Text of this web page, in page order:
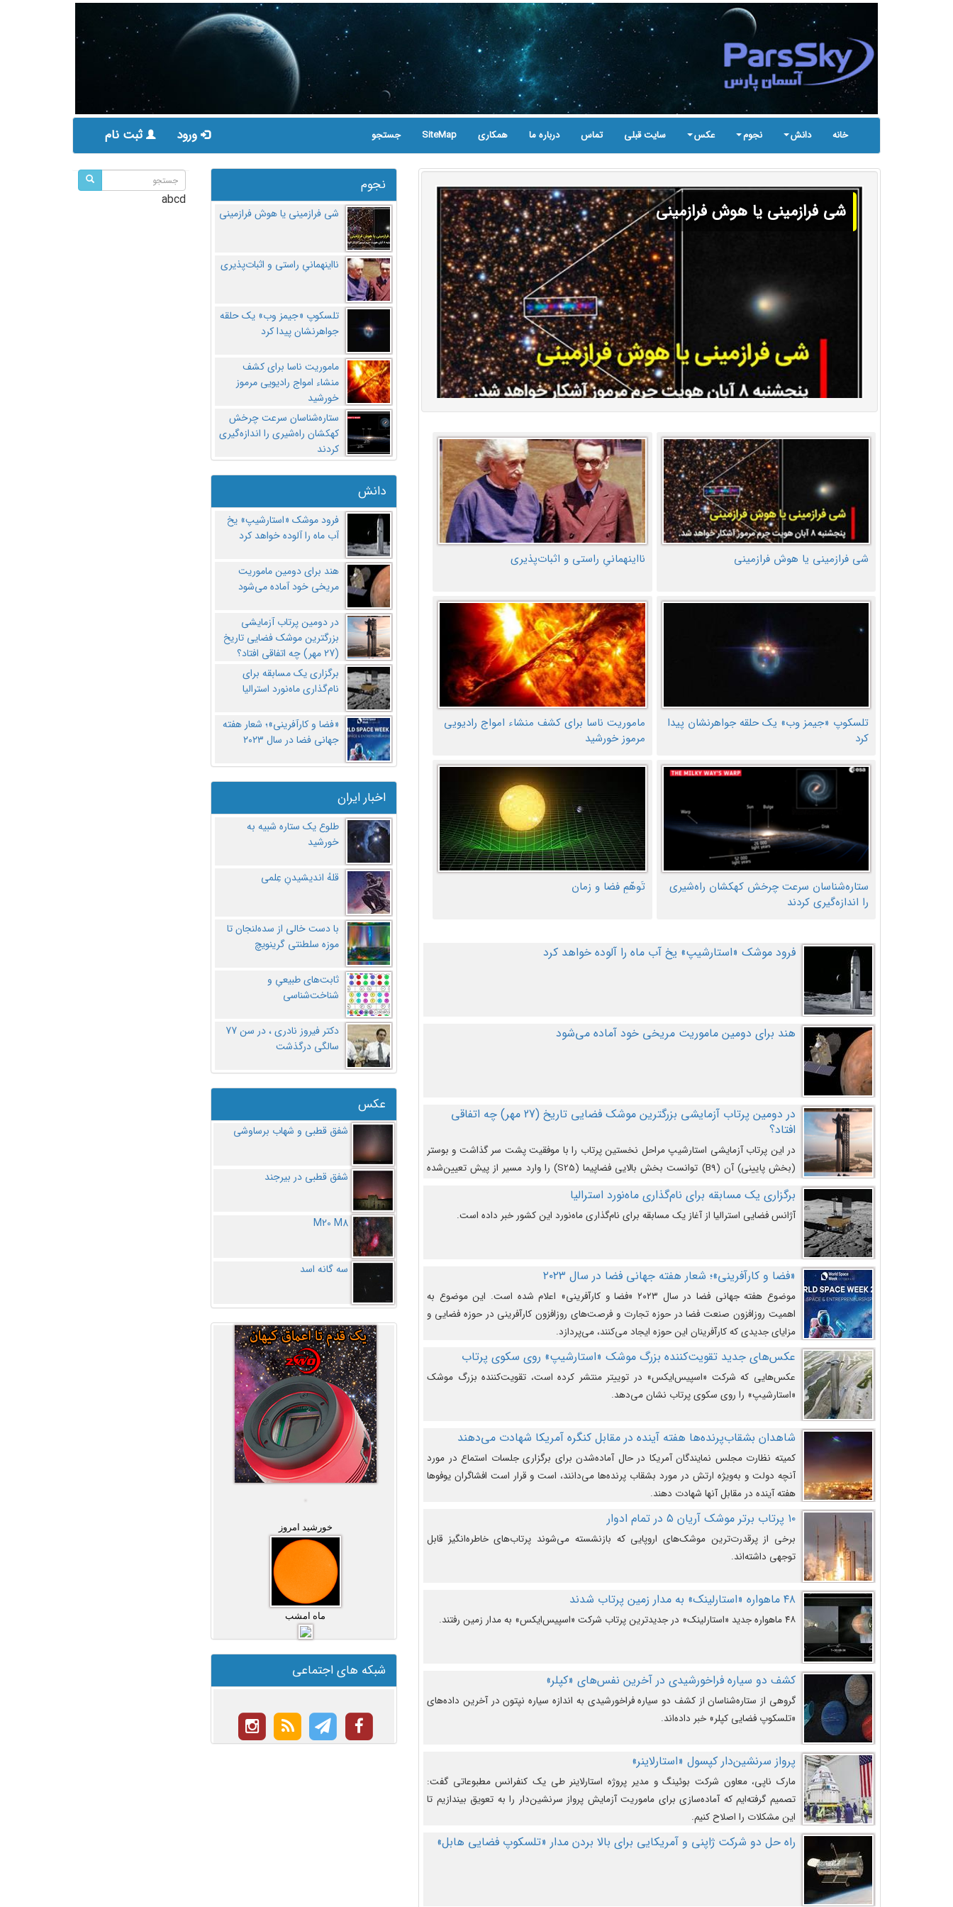
خانه دانش نجوم عکس سایت قبلی تماس درباره ما همکاری SiteMap جستجو ورود ثبت نام
شی فرازمینی یا هوش فرازمینی
شی فرازمینی یا هوش فرازمینی نااینهمانیِ راستی و اثبات‌پذیری
تلسکوپ «جیمز وب» یک حلقه جواهرنشان پیدا
کرد
ماموریت ناسا برای کشف منشاء امواج رادیویی
مرموز خورشید
ستاره‌شناسان سرعت چرخش کهکشان راه‌شیری
را اندازه‌گیری کردند
تَوهّمِ فضا و زمان
فرود موشک «استارشیپ» یخ آب ماه را آلوده خواهد کرد
هند برای دومین ماموریت مریخی خود آماده می‌شود
در دومین پرتاب آزمایشی بزرگترین موشک فضایی تاریخ (27 مهر‌) چه اتفاقی
افتاد؟
در این پرتاب آزمایشی استارشیپ مراحل نخستین پرتاب را با موفقیت پشت سر گذاشت و بوستر
(بخش پایینی) آن (B9) توانست بخش بالایی فضاپیما (S25) را وارد مسیر از پیش تعیین‌شده
کند و سپس با یک مکانیزم جدید با موفقیت از آن جدا شود. ‌
برگزاری یک مسابقه برای نام‌گذاری ماه‌نورد استرالیا
آژانس فضایی استرالیا از آغاز یک مسابقه برای نام‌گذاری ماه‌نورد این کشور خبر داده است.
«فضا و کارآفرینی»؛ شعار هفته جهانی فضا در سال ۲۰۲۳
موضوع هفته جهانی فضا در سال ۲۰۲۳ «فضا و کارآفرینی» اعلام شده است. این موضوع به
اهمیت روزافزون صنعت فضا در حوزه تجارت و فرصت‌های روزافزون کارآفرینی در حوزه فضایی و
مزایای جدیدی که کارآفرینان این حوزه ایجاد می‌کنند، می‌پردازد.
عکس‌های جدید تقویت‌کننده بزرگ موشک «استارشیپ» روی سکوی پرتاب
عکس‌هایی که شرکت «اسپیس‌ایکس» در توییتر منتشر کرده است، تقویت‌کننده بزرگ موشک
«استارشیپ» را روی سکوی پرتاب نشان می‌دهد.
شاهدان بشقاب‌پرنده‌ها هفته آینده در مقابل کنگره آمریکا شهادت می‌دهند
کمیته نظارت مجلس نمایندگان آمریکا در حال آماده‌شدن برای برگزاری جلسات استماع در مورد
آنچه دولت و به‌ویژه ارتش در مورد بشقاب پرنده‌ها می‌دانند، است و قرار است افشاگران یوفوها
هفته آینده در مقابل آنها شهادت دهند.
۱۰ پرتاب برتر موشک آریان ۵ در تمام ادوار
برخی از پرقدرت‌ترین موشک‌های اروپایی که بازنشسته می‌شوند پرتاب‌های خاطره‌انگیز قابل
توجهی داشته‌اند.
۴۸ ماهواره «استارلینک» به مدار زمین پرتاب شدند
۴۸ ماهواره جدید «استارلینک» در جدیدترین پرتاب شرکت «اسپیس‌ایکس» به مدار زمین رفتند.
کشف دو سیاره فراخورشیدی در آخرین نفس‌های «کپلر»
گروهی از ستاره‌شناسان از کشف دو سیاره فراخورشیدی به اندازه سیاره نپتون در آخرین داده‌های
«تلسکوپ فضایی کپلر» خبر داده‌اند.
پرواز سرنشین‌دار کپسول «استارلاینر»
مارک ناپی، معاون شرکت بوئینگ و مدیر پروژه استارلاینر طی یک کنفرانس مطبوعاتی گفت:
تصمیم گرفته‌ایم که آماده‌سازی برای ماموریت آزمایش پرواز سرنشین‌دار را به تعویق بیندازیم تا
این مشکلات را اصلاح کنیم.
راه حل دو شرکت ژاپنی و آمریکایی برای بالا بردن مدار «تلسکوپ فضایی هابل»
نجوم
شی فرازمینی یا هوش فرازمینی
نااینهمانیِ راستی و اثبات‌پذیری
تلسکوپ «جیمز وب» یک حلقه
جواهرنشان پیدا کرد
ماموریت ناسا برای کشف
منشاء امواج رادیویی مرموز
خورشید
ستاره‌شناسان سرعت چرخش
کهکشان راه‌شیری را اندازه‌گیری
کردند
دانش
فرود موشک «استارشیپ» یخ
آب ماه را آلوده خواهد کرد
هند برای دومین ماموریت
مریخی خود آماده می‌شود
در دومین پرتاب آزمایشی
بزرگترین موشک فضایی تاریخ
(27 مهر‌) چه اتفاقی افتاد؟
برگزاری یک مسابقه برای
نام‌گذاری ماه‌نورد استرالیا
«فضا و کارآفرینی»؛ شعار هفته
جهانی فضا در سال ۲۰۲۳
اخبار ایران
طلوع یک ستاره شبیه به
خورشید
قلهُ اندیشیدنِ عِلمی
با دست خالی از سده‌لنجان تا
موزه سلطنتی گرینویچ
ثابت‌های طبیعیِ و
شناخت‌شناسی
دکتر فیروز نادری ، در سن 77
سالگی درگذشت
عکس
شفق قطبی و شهاب برساوشی
شفق قطبی در بیرجند
M20 M8
سه گانه اسد
خورشید امروز
ماه امشب
شبکه های اجتماعی
abcd